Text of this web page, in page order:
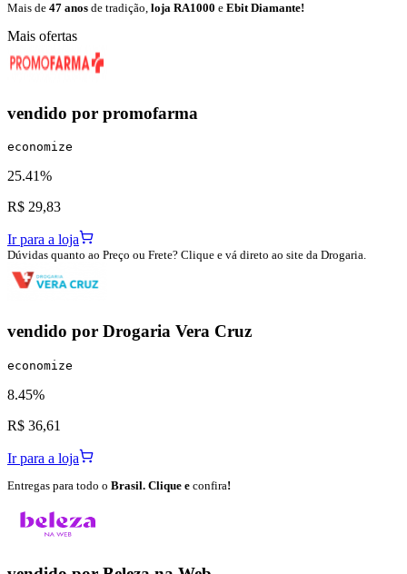
Mais de 47 anos de tradição, loja RA1000 e Ebit Diamante!
Mais ofertas
vendido por promofarma
economize
25.41%
R$ 29,83
Ir para a loja
Dúvidas quanto ao Preço ou Frete? Clique e vá direto ao site da Drogaria.
vendido por Drogaria Vera Cruz
economize
8.45%
R$ 36,61
Ir para a loja
Entregas para todo o Brasil. Clique e confira!